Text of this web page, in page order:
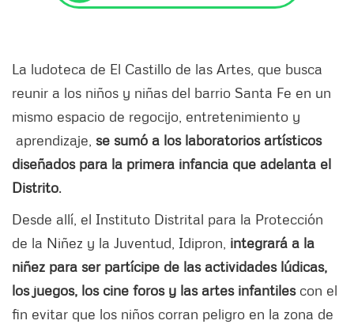
La ludoteca de El Castillo de las Artes, que busca
reunir a los niños y niñas del barrio Santa Fe en un
mismo espacio de regocijo, entretenimiento y
aprendizaje, se sumó a los laboratorios artísticos
diseñados para la primera infancia que adelanta el
Distrito.
Desde allí, el Instituto Distrital para la Protección
de la Niñez y la Juventud, Idipron, integrará a la
niñez para ser partícipe de las actividades lúdicas,
los juegos, los cine foros y las artes infantiles con el
fin evitar que los niños corran peligro en la zona de